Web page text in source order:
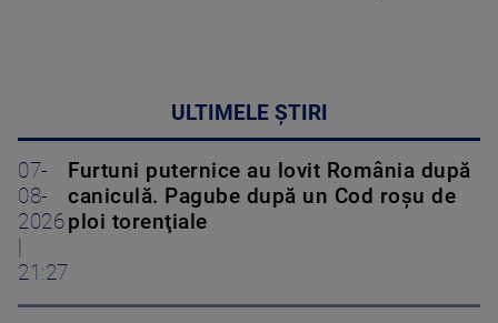
ULTIMELE ȘTIRI
07-
08-
2026
21:27
Furtuni puternice au lovit România după
caniculă. Pagube după un Cod roşu de
ploi torenţiale